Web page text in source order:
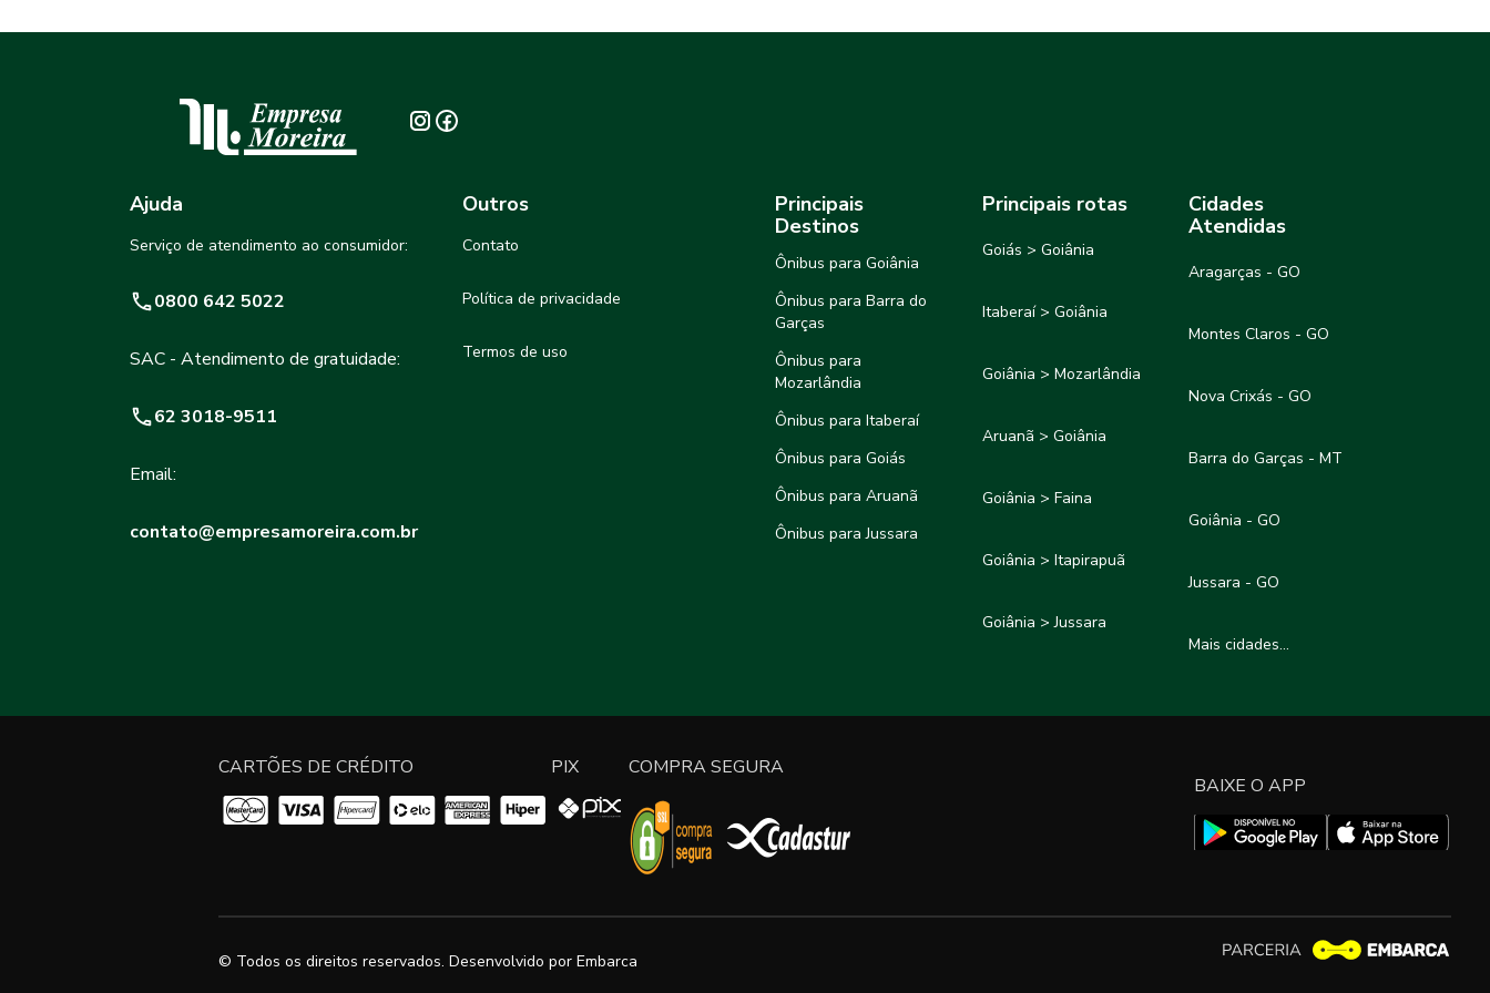
Ajuda
Serviço de atendimento ao consumidor:
0800 642 5022
SAC - Atendimento de gratuidade:
62 3018-9511
Email:
contato@empresamoreira.com.br
Outros
Contato
Política de privacidade
Termos de uso
Principais
Destinos
Ônibus para Goiânia
Ônibus para Barra do
Garças
Ônibus para
Mozarlândia
Ônibus para Itaberaí
Ônibus para Goiás
Ônibus para Aruanã
Ônibus para Jussara
Principais rotas
Goiás > Goiânia
Itaberaí > Goiânia
Goiânia > Mozarlândia
Aruanã > Goiânia
Goiânia > Faina
Goiânia > Itapirapuã
Goiânia > Jussara
Cidades
Atendidas
Aragarças - GO
Montes Claros - GO
Nova Crixás - GO
Barra do Garças - MT
Goiânia - GO
Jussara - GO
Mais cidades...
CARTÕES DE CRÉDITO PIX COMPRA SEGURA
BAIXE O APP
© Todos os direitos reservados. Desenvolvido por Embarca